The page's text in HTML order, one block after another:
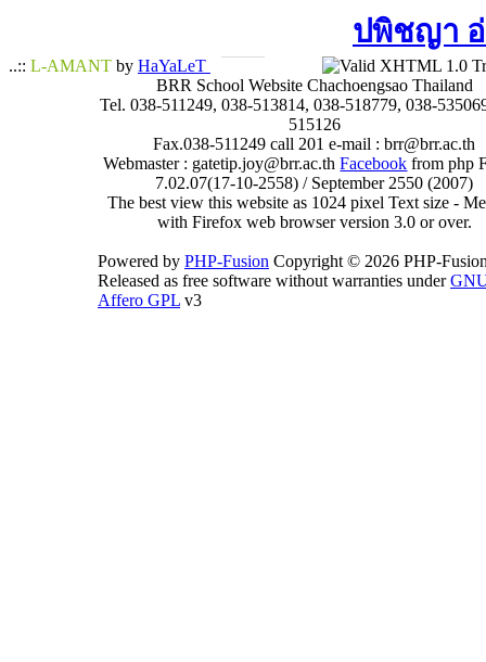
ปพิชญา​ อ่
..:: L-AMANT by HaYaLeT
BRR School Website Chachoengsao Thailand
Tel. 038-511249, 038-513814, 038-518779, 038-
515126
Fax.038-511249 call 201 e-mail : brr@brr.ac.th
Webmaster : gatetip.joy@brr.ac.thFacebook from php
7.02.07(17-10-2558) / September 2550 (2007)
The best view this website as 1024 pixel Text size -
with Firefox web browser version 3.0 or over.
Powered by PHP-Fusion Copyright © 2026 PHP-
Released as free software without warranties under
Affero GPL v3